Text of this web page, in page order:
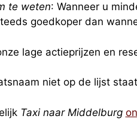
te weten: Wanneer u
goedkoper dan
lage actieprijzen en
niet op de lijst
Taxi naar Middelburg